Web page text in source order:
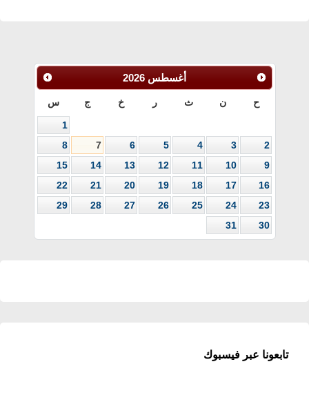
أغسطس 2026
ح ن ث ر خ ج س
1
2
3
4
5
6
7
8
9
10
11
12
13
14
15
16
17
18
19
20
21
22
23
24
25
26
27
28
29
30
31
تابعونا عبر فيسبوك